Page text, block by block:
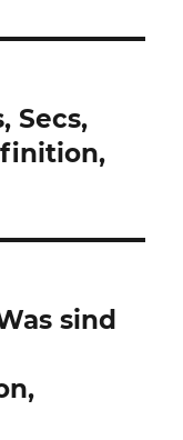
Secs,
sind